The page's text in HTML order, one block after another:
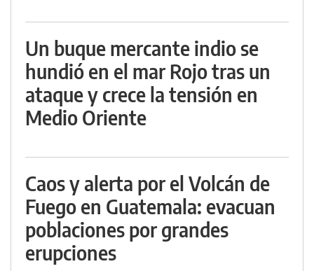
Un buque mercante indio se
hundió en el mar Rojo tras un
ataque y crece la tensión en
Medio Oriente
Caos y alerta por el Volcán de
Fuego en Guatemala: evacuan
poblaciones por grandes
erupciones